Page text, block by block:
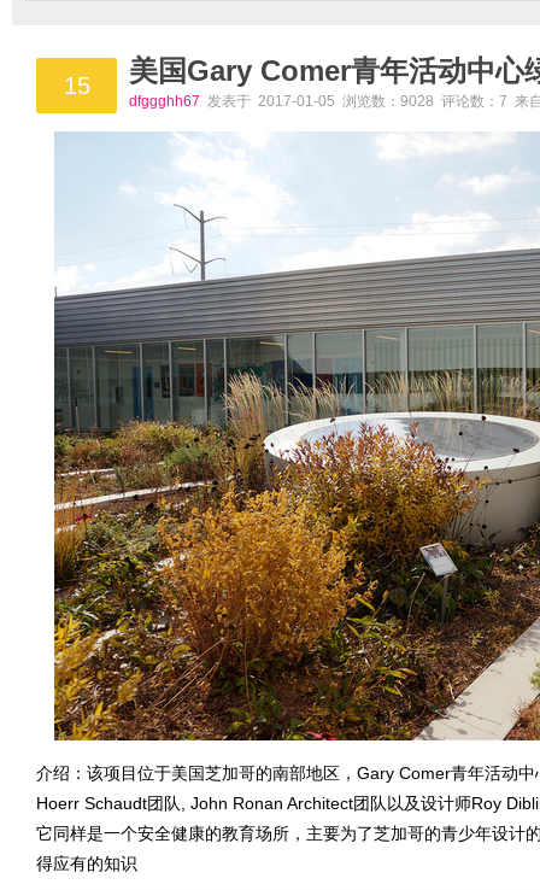
15 美国Gary Comer青年活动中心
dfggghh67 发表于 2017-01-05 浏览数：9028 评论数：7 来
介绍：该项目位于美国芝加哥的南部地区，Gary Comer青年活动
Hoerr Schaudt团队, John Ronan Architect团队以及设计师Roy
它同样是一个安全健康的教育场所，主要为了芝加哥的青少年设计
得应有的知识